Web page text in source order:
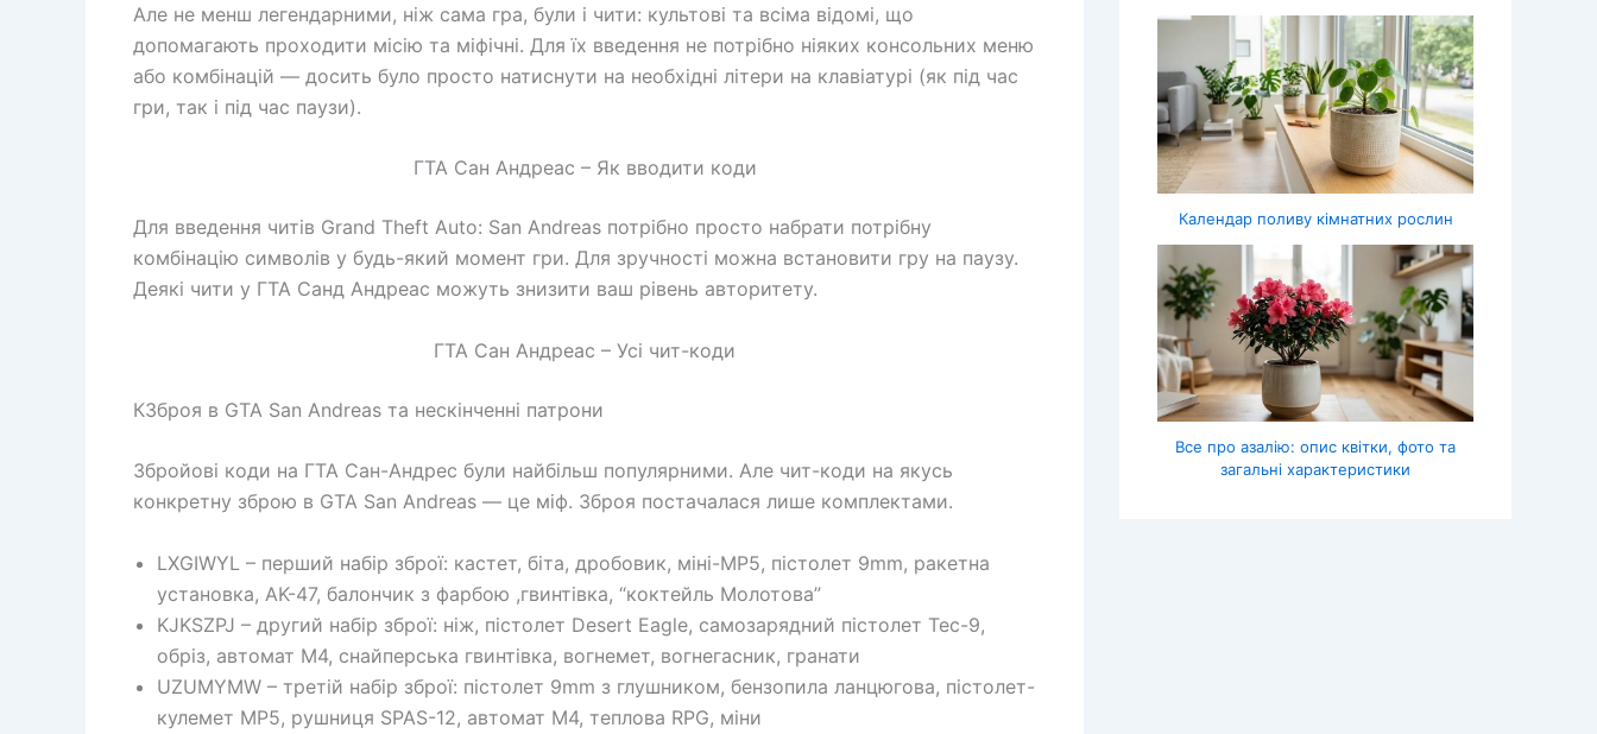
Але не менш легендарними, ніж сама гра, були і чити: культові та всіма відомі, що
допомагають проходити місію та міфічні. Для їх введення не потрібно ніяких консольних меню
або комбінацій — досить було просто натиснути на необхідні літери на клавіатурі (як під час
гри, так і під час паузи).
ГТА Сан Андреас – Як вводити коди
Для введення читів Grand Theft Auto: San Andreas потрібно просто набрати потрібну
комбінацію символів у будь-який момент гри. Для зручності можна встановити гру на паузу.
Деякі чити у ГТА Санд Андреас можуть знизити ваш рівень авторитету.
ГТА Сан Андреас – Усі чит-коди
КЗброя в GTA San Andreas та нескінченні патрони
Збройові коди на ГТА Сан-Андрес були найбільш популярними. Але чит-коди на якусь
конкретну зброю в GTA San Andreas — це міф. Зброя постачалася лише комплектами.
LXGIWYL – перший набір зброї: кастет, біта, дробовик, міні-MP5, пістолет 9mm, ракетна
установка, AK-47, балончик з фарбою ,гвинтівка, “коктейль Молотова”
KJKSZPJ – другий набір зброї: ніж, пістолет Desert Eagle, самозарядний пістолет Tec-9,
обріз, автомат M4, снайперська гвинтівка, вогнемет, вогнегасник, гранати
UZUMYMW – третій набір зброї: пістолет 9mm з глушником, бензопила ланцюгова, пістолет-
кулемет MP5, рушниця SPAS-12, автомат M4, теплова RPG, міни
Календар поливу кімнатних рослин
Все про азалію: опис квітки, фото та
загальні характеристики